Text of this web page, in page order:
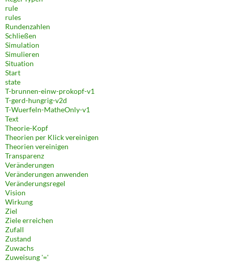
rule
rules
Rundenzahlen
Schließen
Simulation
Simulieren
Situation
Start
state
T-brunnen-einw-prokopf-v1
T-gerd-hungrig-v2d
T-Wuerfeln-MatheOnly-v1
Text
Theorie-Kopf
Theorien per Klick vereinigen
Theorien vereinigen
Transparenz
Veränderungen
Veränderungen anwenden
Veränderungsregel
Vision
Wirkung
Ziel
Ziele erreichen
Zufall
Zustand
Zuwachs
Zuweisung '='